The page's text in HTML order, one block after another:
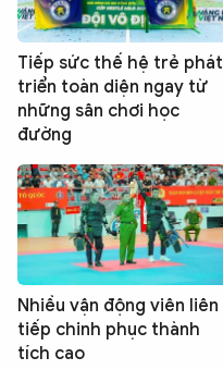
Tiếp sức thế hệ trẻ phát
triển toàn diện ngay từ
những sân chơi học
đường
Nhiều vận động viên liên
tiếp chinh phục thành
tích cao